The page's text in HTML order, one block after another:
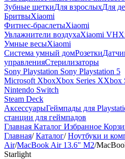
Зубные щеткиДля взрослыхДля
БритвыXiaomi
Фитнес-браслетыXiaomi
Увлажнители воздухаXiaomi VH
Умные весыXiaomi
Система умный домРозетки
управленияСтерилизаторы
Sony Playstation Sony Playstation 5
Microsoft XboxXbox Series XXbox
Nintendo Switch
Steam Deck
АксессуарыГеймпады для
станции для геймпадов
Главная Каталог Избранное
Главная/ Каталог/ Ноутбуки и
Air/MacBook Air 13.6" M2/
Starlight